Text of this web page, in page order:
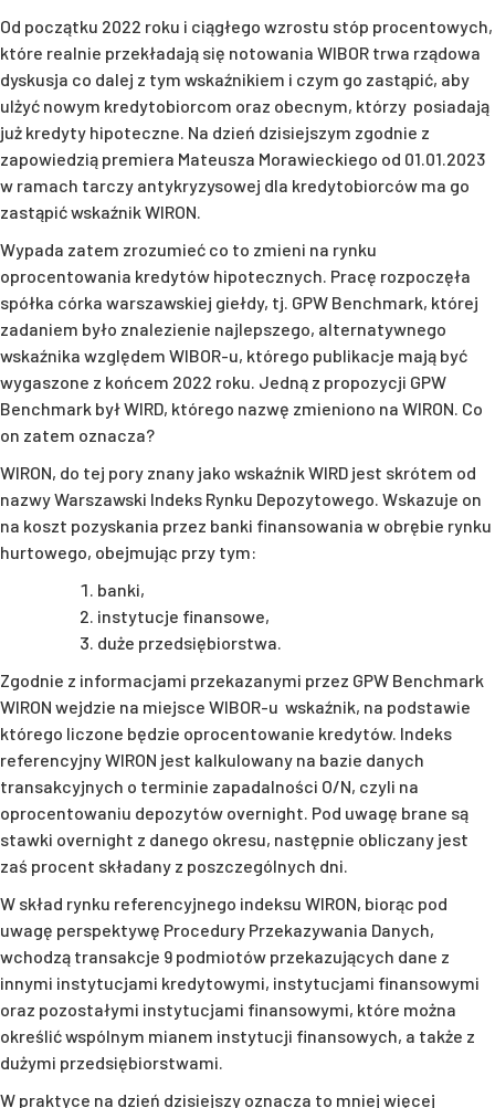
Od początku 2022 roku i ciągłego wzrostu stóp procentowych,
które realnie przekładają się notowania WIBOR trwa rządowa
dyskusja co dalej z tym wskaźnikiem i czym go zastąpić, aby
ulżyć nowym kredytobiorcom oraz obecnym, którzy posiadają
już kredyty hipoteczne. Na dzień dzisiejszym zgodnie z
zapowiedzią premiera Mateusza Morawieckiego od 01.01.2023
w ramach tarczy antykryzysowej dla kredytobiorców ma go
zastąpić wskaźnik WIRON.
Wypada zatem zrozumieć co to zmieni na rynku
oprocentowania kredytów hipotecznych. Pracę rozpoczęła
spółka córka warszawskiej giełdy, tj. GPW Benchmark, której
zadaniem było znalezienie najlepszego, alternatywnego
wskaźnika względem WIBOR-u, którego publikacje mają być
wygaszone z końcem 2022 roku. Jedną z propozycji GPW
Benchmark był WIRD, którego nazwę zmieniono na WIRON. Co
on zatem oznacza?
WIRON, do tej pory znany jako wskaźnik WIRD jest skrótem od
nazwy Warszawski Indeks Rynku Depozytowego. Wskazuje on
na koszt pozyskania przez banki finansowania w obrębie rynku
hurtowego, obejmując przy tym:
banki,
instytucje finansowe,
duże przedsiębiorstwa.
Zgodnie z informacjami przekazanymi przez GPW Benchmark
WIRON wejdzie na miejsce WIBOR-u wskaźnik, na podstawie
którego liczone będzie oprocentowanie kredytów. Indeks
referencyjny WIRON jest kalkulowany na bazie danych
transakcyjnych o terminie zapadalności O/N, czyli na
oprocentowaniu depozytów overnight. Pod uwagę brane są
stawki overnight z danego okresu, następnie obliczany jest
zaś procent składany z poszczególnych dni.
W skład rynku referencyjnego indeksu WIRON, biorąc pod
uwagę perspektywę Procedury Przekazywania Danych,
wchodzą transakcje 9 podmiotów przekazujących dane z
innymi instytucjami kredytowymi, instytucjami finansowymi
oraz pozostałymi instytucjami finansowymi, które można
określić wspólnym mianem instytucji finansowych, a także z
dużymi przedsiębiorstwami.
W praktyce na dzień dzisiejszy oznacza to mniej więcej